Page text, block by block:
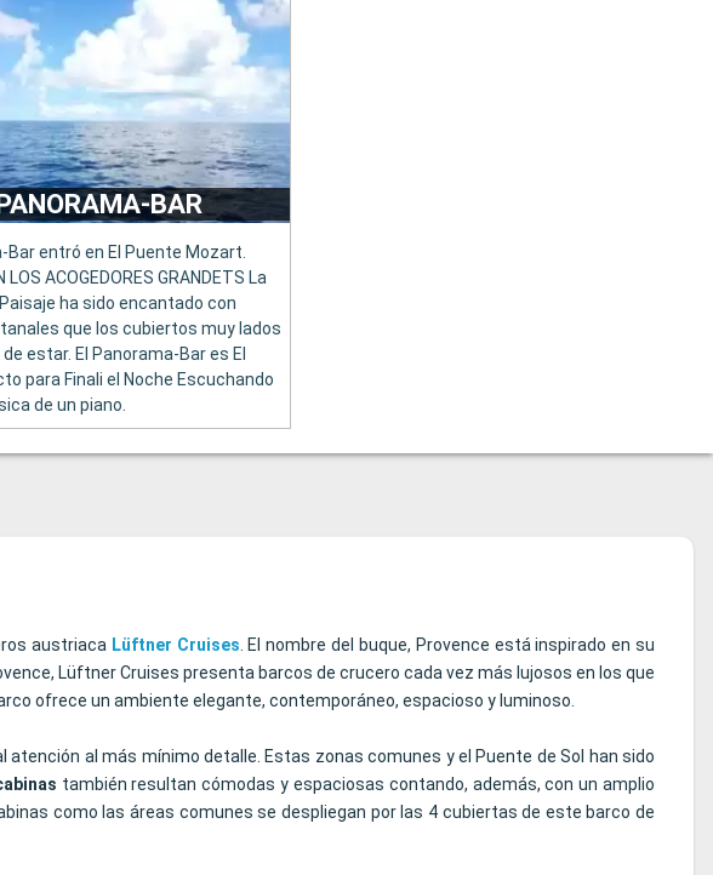
BAR
Bar entró en El Puente Mozart.
LOS ACOGEDORES GRANDETS La
ha sido encantado con
que los cubiertos muy lados
estar. El Panorama-Bar es El
para Finali el Noche Escuchando
de un piano.
austriaca Lüftner Cruises . El nombre del buque, Provence está inspirado en su
Lüftner Cruises presenta barcos de crucero cada vez más lujosos en los que
ofrece un ambiente elegante, contemporáneo, espacioso y luminoso.
al más mínimo detalle. Estas zonas comunes y el Puente de Sol han sido
también resultan cómodas y espaciosas contando, además, con un amplio
como las áreas comunes se despliegan por las 4 cubiertas de este barco de